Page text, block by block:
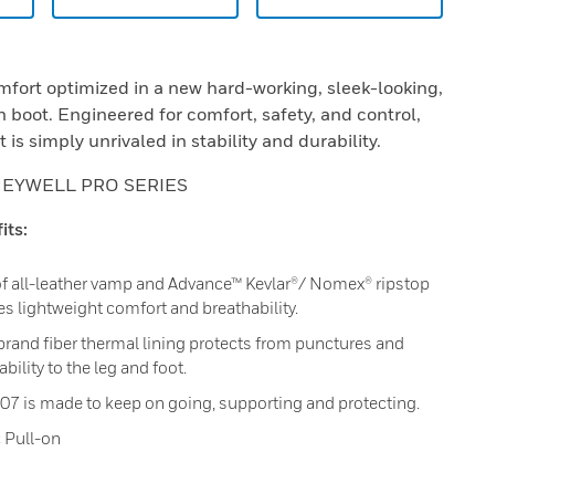
optimized in a new hard-working, sleek-looking,
boot. Engineered for comfort, safety, and control,
simply unrivaled in stability and durability.
PRO SERIES
all-leather vamp and Advance™ Kevlar®/ Nomex® ripstop
lightweight comfort and breathability.
fiber thermal lining protects from punctures and
to the leg and foot.
is made to keep on going, supporting and protecting.
Pull-on